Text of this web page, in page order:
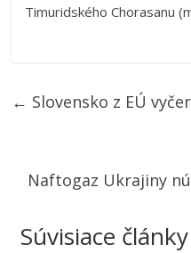
Timuridského Chorasanu
← Slovensko z EÚ
Naftogaz Ukrajiny
Súvisiace články